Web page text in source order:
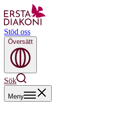
Stöd oss
Översätt
Sök
Meny